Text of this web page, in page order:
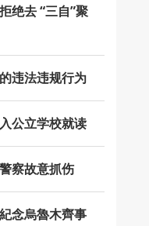
绝去 “三自”聚
违法违规行为
公立学校就读
察故意抓伤
念烏魯木齊事